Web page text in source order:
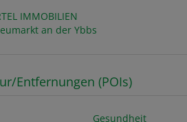
IMMOBILIEN
an der Ybbs
Entfernungen (POIs)
Gesundheit